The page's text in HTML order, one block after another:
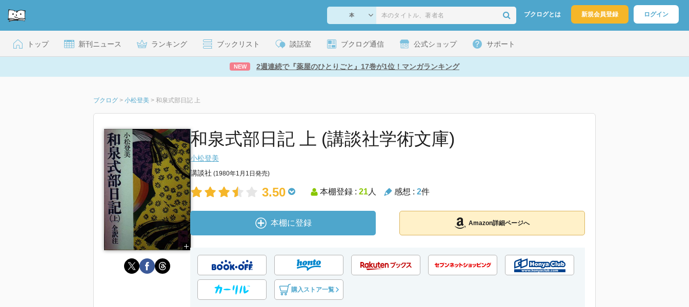
ブクログとは 新規会員登録 ログイン
トップ 新刊ニュース ランキング ブックリスト 談話室 ブクログ通信 公式ショップ サポート
NEW 2週連続で『薬屋のひとりごと』17巻が1位！マンガランキング
ブクログ > 小松登美 > 和泉式部日記 上
和泉式部日記 上 (講談社学術文庫)
小松登美
講談社 (1980年1月1日発売)
3.50 本棚登録 : 21人 感想 : 2件
本棚に登録 Amazon詳細ページへ
購入ストア一覧